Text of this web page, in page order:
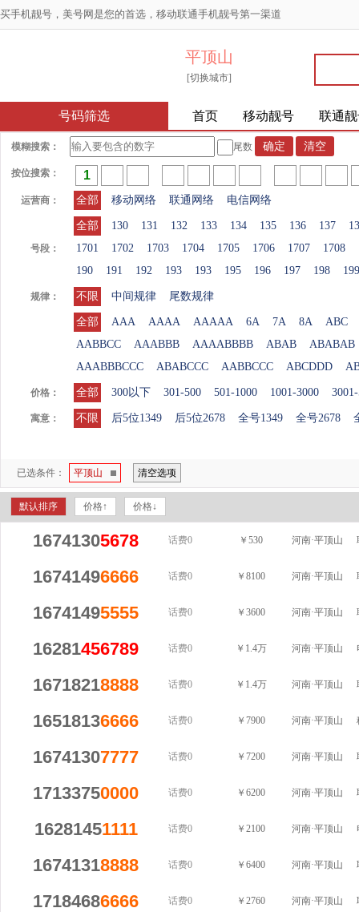
买手机靓号，美号网是您的首选，移动联通手机靓号第一渠道
平顶山
[切换城市]
号码筛选 首页 移动靓号 联通
模糊搜索： 尾数
按位搜索：
运营商： 全部 移动网络 联通网络 电信网络
号段：
全部 130 131 132 133 134 135 136 137
1701
1702 1703 1704 1705 1706 1707 1708
190
191 192 193 193 195 196 197 198 199
规律： 不限 中间规律 尾数规律
全部 AAA AAAA AAAAA 6A 7A 8A
ABC
AABBCC
AAABBB AAAABBBB ABAB
ABABAB
AAABBBCCC
ABABCCC AABBCCC ABCDDD
价格： 全部 300以下 301-500 501-1000 1001-3000
寓意： 不限 后5位1349 后5位2678 全号1349 全号2678
已选条件： 平顶山 清空选项
默认排序 价格↑ 价格↓
16741305678 话费0 ￥530 河南·平顶山
16741496666 话费0 ￥8100 河南·平顶山
16741495555 话费0 ￥3600 河南·平顶山
16281456789 话费0 ￥1.4万 河南·平顶山
16718218888 话费0 ￥1.4万 河南·平顶山
16518136666 话费0 ￥7900 河南·平顶山
16741307777 话费0 ￥7200 河南·平顶山
17133750000 话费0 ￥6200 河南·平顶山
16281451111 话费0 ￥2100 河南·平顶山
16741318888 话费0 ￥6400 河南·平顶山
17184686666 话费0 ￥2760 河南·平顶山